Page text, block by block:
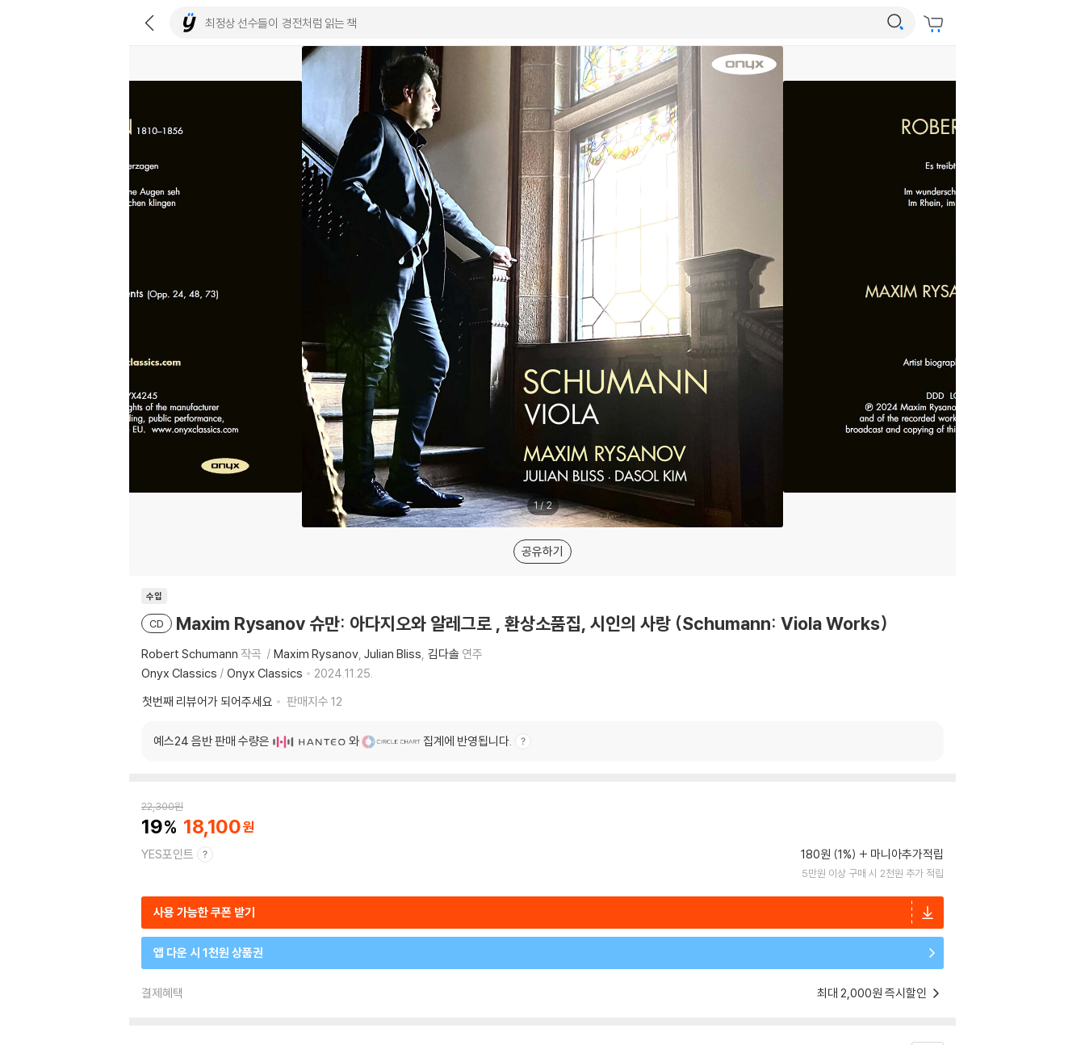
1/2
공유하기
수입
CD Maxim Rysanov 슈만: 아다지오와 알레그로 , 환상소품집, 시인의 사랑 (Schumann: Viola Works)
Robert Schumann 작곡 Maxim Rysanov Julian Bliss 김다솔 연주
Onyx Classics / Onyx Classics
2024.11.25.
첫번째 리뷰어가 되어주세요
판매지수 12
예스24 음반 판매 수량은 와 집계에 반영됩니다.
22,300원
19 18,100
YES포인트 180원 (1%) 마니아추가적립
5만원 이상 구매 시 2천원 추가 적립
사용 가능한 쿠폰 받기
앱 다운 시 1천원 상품권
결제혜택 최대 2,000원 즉시할인